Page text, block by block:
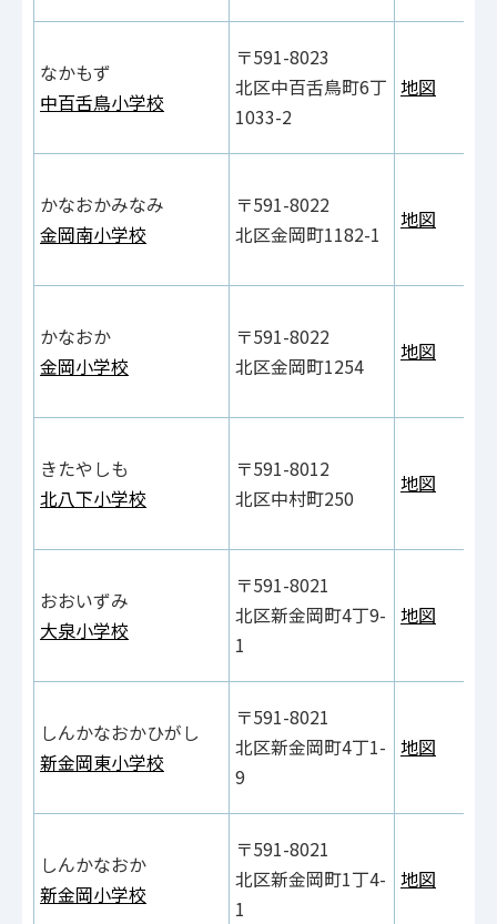
なかもず
中百舌鳥小学校
〒591-8023
北区中百舌鳥町6丁
1033-2
地図
かなおかみなみ
金岡南小学校
〒591-8022
北区金岡町1182-1
地図
かなおか
金岡小学校
〒591-8022
北区金岡町1254
地図
きたやしも
北八下小学校
〒591-8012
北区中村町250
地図
おおいずみ
大泉小学校
〒591-8021
北区新金岡町4丁9-
1
地図
しんかなおかひがし
新金岡東小学校
〒591-8021
北区新金岡町4丁1-
9
地図
しんかなおか
新金岡小学校
〒591-8021
北区新金岡町1丁4-
1
地図